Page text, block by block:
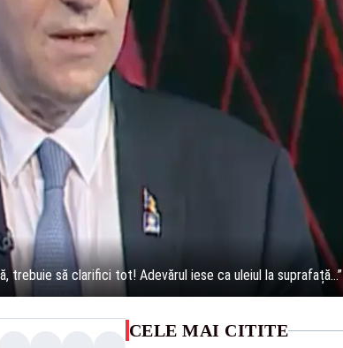
trebuie să clarifici tot! Adevărul iese ca uleiul la suprafață...”
CELE MAI CITITE